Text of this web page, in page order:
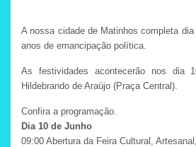
A nossa cidade de Matinhos completa
anos de emancipação política.
As festividades acontecerão nos dia
Hildebrando de Araújo (Praça Central).
Confira a programação.
Dia 10 de Junho
09:00 Abertura da Feira Cultural,